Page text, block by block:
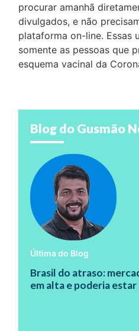
procurar amanhã
divulgados, e não
plataforma on-line. Essas
somente as pessoas que
esquema vacinal da
Blog do Gusmão
Última do Blog
Brasil do atraso:
em alta e poderia